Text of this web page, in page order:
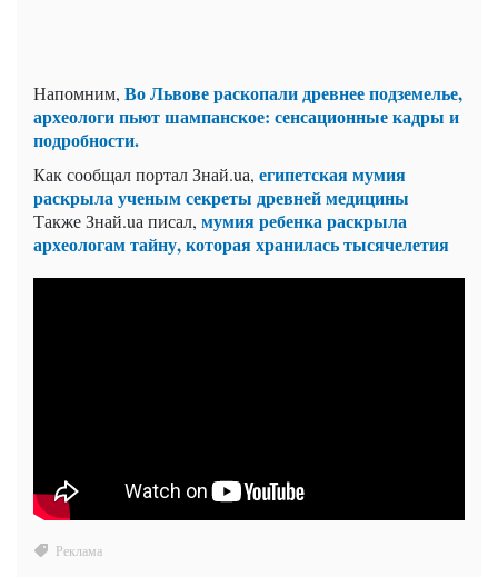
Напомним, Во Львове раскопали древнее подземелье,
археологи пьют шампанское: сенсационные кадры и
подробности.
Как сообщал портал Знай.uа, египетская мумия
раскрыла ученым секреты древней медицины
Также Знай.uа писал, мумия ребенка раскрыла
археологам тайну, которая хранилась тысячелетия